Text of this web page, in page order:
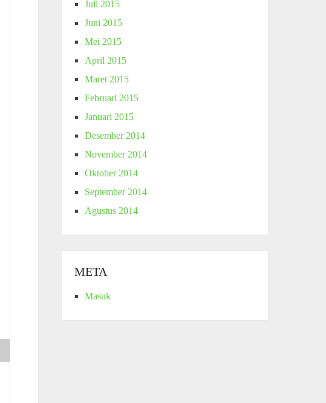
Juli 2015
Juni 2015
Mei 2015
April 2015
Maret 2015
Februari 2015
Januari 2015
Desember 2014
November 2014
Oktober 2014
September 2014
Agustus 2014
META
Masuk